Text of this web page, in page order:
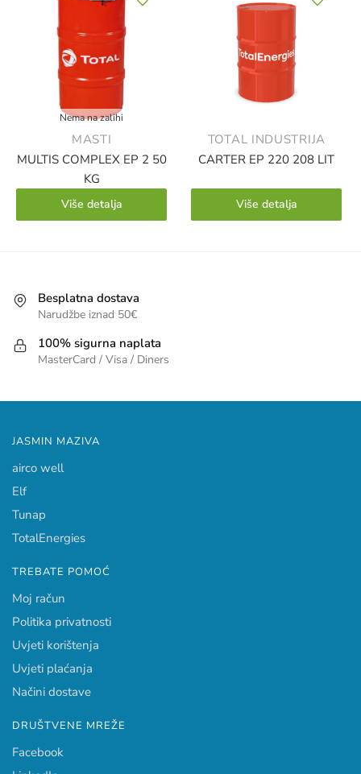
Nema na zalihi
MASTI
MULTIS COMPLEX EP 2 50
KG
Više detalja
TOTAL INDUSTRIJA
CARTER EP 220 208 LIT
Više detalja
Besplatna dostava
Narudžbe iznad 50€
100% sigurna naplata
MasterCard / Visa / Diners
JASMIN MAZIVA
airco well
Elf
Tunap
TotalEnergies
TREBATE POMOĆ
Moj račun
Politika privatnosti
Uvjeti korištenja
Uvjeti plaćanja
Načini dostave
DRUŠTVENE MREŽE
Facebook